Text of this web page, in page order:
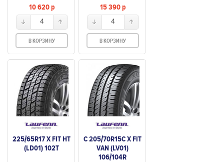
10 620p
4
В КОРЗИНУ
15 390p
4
В КОРЗИНУ
225/65R17 X FIT HT
(LD01) 102T
C 205/70R15C X FIT
VAN (LV01)
106/104R